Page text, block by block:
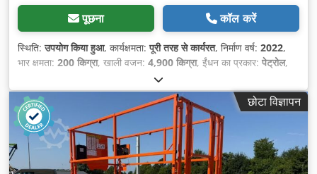
पूछना कॉल करें
स्थिति:उपयोग किया हुआ, कार्यक्षमता:पूरी तरह से कार्यरत, निर्माण वर्ष: 2022,
भार क्षमता: 200 किग्रा, खाली वजन: 4,900 किग्रा, ईंधन का प्रकार: पेट्रोल,
, ड्राइव प्रकार:Benzin
निर्माण चौड़ाई:1,990 मिमी, कार्य ऊँचाई:12,000 मिमी,
छोटा विज्ञापन